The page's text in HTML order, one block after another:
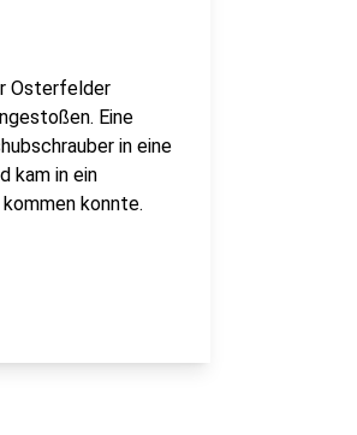
Osterfelder
Eine
in eine
kam in ein
konnte.